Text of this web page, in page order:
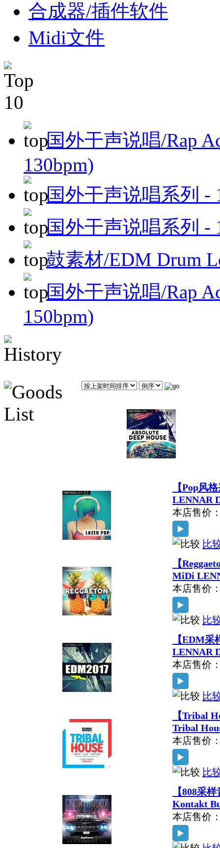
合成器/插件软件
Midi文件
国外干声说唱/Rap
130bpm)
国外干声说唱系列 -
国外干声说唱系列 -
鼓素材/EDM Drum
国外干声说唱/Rap
150bpm)
【Pop风
LENNAR
本店售价
比
【
MiDi
本店售价
比
【EDM
LENNAR
本店售价
比
【Tribal
Tribal
本店售价
比
【808采
Kontakt
本店售价